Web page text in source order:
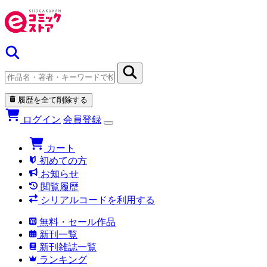
履歴を全て削除する
ログイン 会員登録
カート
初めての方
お知らせ
閲覧履歴
シリアルコードを利用する
無料・セール作品
新刊一覧
新刊雑誌一覧
ランキング